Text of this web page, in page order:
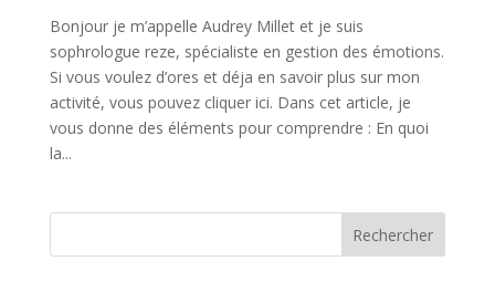
Bonjour je m’appelle Audrey Millet et je suis
sophrologue reze, spécialiste en gestion des émotions.
Si vous voulez d’ores et déja en savoir plus sur mon
activité, vous pouvez cliquer ici. Dans cet article, je
vous donne des éléments pour comprendre : En quoi
la...
Rechercher